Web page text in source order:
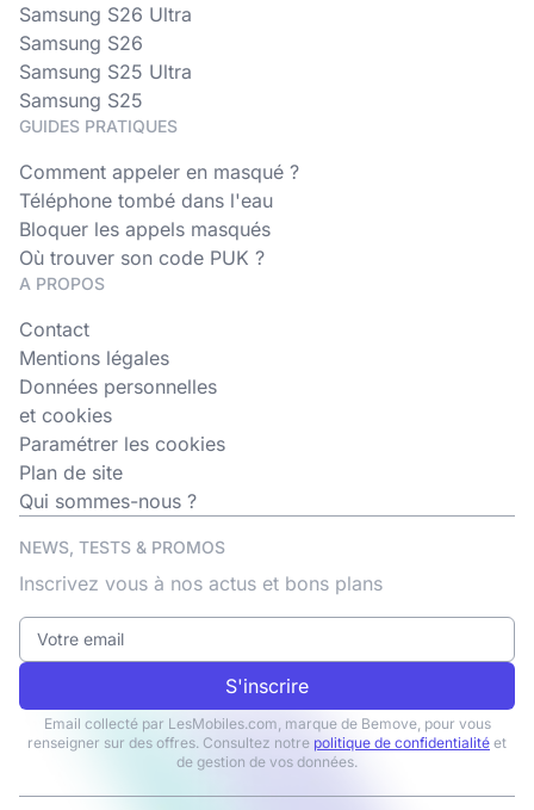
Samsung S26 Ultra
Samsung S26
Samsung S25 Ultra
Samsung S25
GUIDES PRATIQUES
Comment appeler en masqué ?
Téléphone tombé dans l'eau
Bloquer les appels masqués
Où trouver son code PUK ?
A PROPOS
Contact
Mentions légales
Données personnelles
et cookies
Paramétrer les cookies
Plan de site
Qui sommes-nous ?
NEWS, TESTS & PROMOS
Inscrivez vous à nos actus et bons plans
S'inscrire
Email collecté par LesMobiles.com, marque de Bemove, pour vous
renseigner sur des offres. Consultez notre politique de confidentialité et
de gestion de vos données.